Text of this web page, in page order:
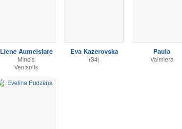
Liene Aumeistare
Mincis
Ventspils
Eva Kazerovska
(34)
Paula
Valmiera